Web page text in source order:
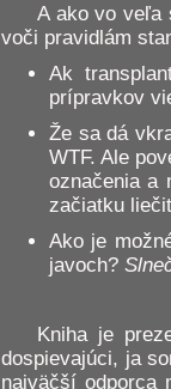
A ako vo veľa
voči pravidlám
Ak
prípravkov
Že sa dá
WTF. Ale
označenia a
začiatku
Ako je
javoch?
Kniha je
dospievajúci, ja
najväčší odporca